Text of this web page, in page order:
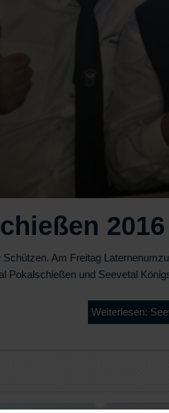
Am Freitag
Pokalschießen und Seevetal
Weiterlesen: